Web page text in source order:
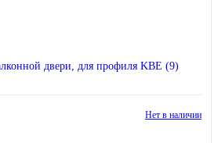
двери, для профиля KBE (9)
Нет в наличии